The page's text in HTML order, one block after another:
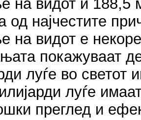
на видот и
од најчестите
на видот е
покажуваат
луѓе во
луѓе
преглед и